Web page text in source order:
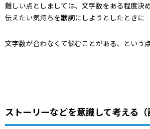
難しい点としましては、文字数をある程度決
伝えたい気持ちを歌詞にしようとしたときに
文字数が合わなくて悩むことがある、という
ストーリーなどを意識して考える（